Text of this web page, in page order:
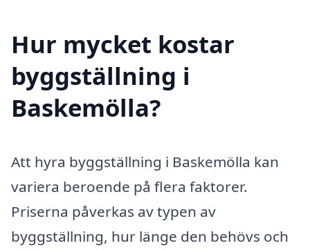
Hur mycket kostar
byggställning i
Baskemölla?
Att hyra byggställning i Baskemölla kan
variera beroende på flera faktorer.
Priserna påverkas av typen av
byggställning, hur länge den behövs och